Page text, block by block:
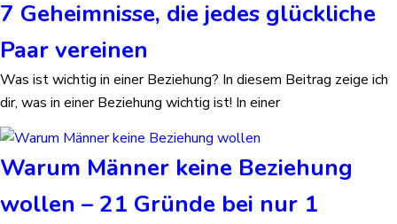
7 Geheimnisse, die jedes glückliche
Paar vereinen
Was ist wichtig in einer Beziehung? In diesem Beitrag zeige ich
dir, was in einer Beziehung wichtig ist! In einer
Warum Männer keine Beziehung
wollen – 21 Gründe bei nur 1